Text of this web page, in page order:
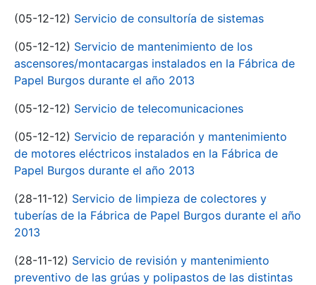
(05-12-12) Servicio de consultoría de sistemas
(05-12-12) Servicio de mantenimiento de los
ascensores/montacargas instalados en la Fábrica de
Papel Burgos durante el año 2013
(05-12-12) Servicio de telecomunicaciones
(05-12-12) Servicio de reparación y mantenimiento
de motores eléctricos instalados en la Fábrica de
Papel Burgos durante el año 2013
(28-11-12) Servicio de limpieza de colectores y
tuberías de la Fábrica de Papel Burgos durante el año
2013
(28-11-12) Servicio de revisión y mantenimiento
preventivo de las grúas y polipastos de las distintas